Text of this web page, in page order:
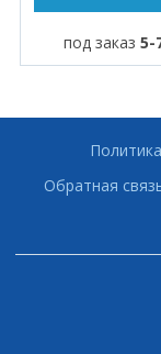
под заказ 5-
Обратная